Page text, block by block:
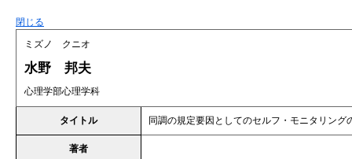
閉じる
ミズノ クニオ
水野 邦夫
心理学部心理学科
タイトル 同調の規定要因としてのセルフ・モニタリング
著者